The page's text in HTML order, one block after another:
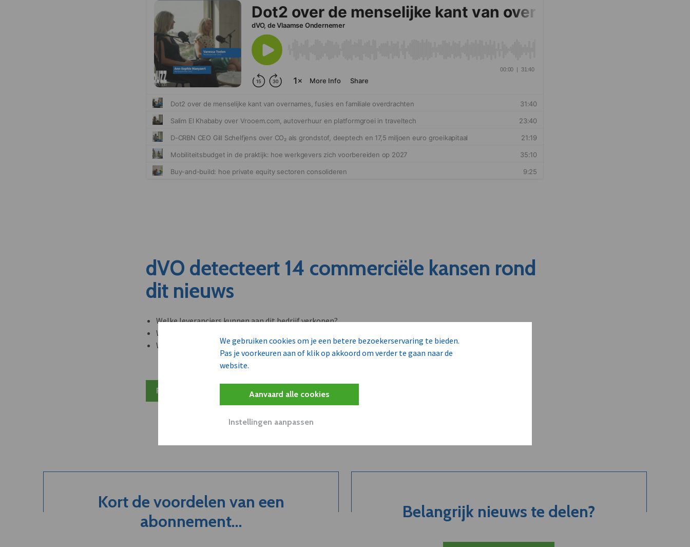
We gebruiken cookies om je een betere bezoekerservaring te bieden.
Pas je voorkeuren aan of klik op akkoord om verder te gaan naar de
website.
Aanvaard alle cookies
Instellingen aanpassen
dVO detecteert 14 commerciële kansen rond
dit nieuws
Welke leveranciers kunnen aan dit bedrijf verkopen?
Welke bedrijven kunnen klant worden van deze onderneming?
Welke partners en adviseurs worden mogelijk relevant?
Plan 20 min inzicht
Kort de voordelen van een
abonnement...
Belangrijk nieuws te delen?